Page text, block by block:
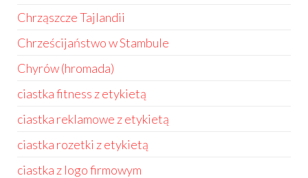
Chrząszcze Tajlandii
Chrześcijaństwo w Stambule
Chyrów (hromada)
ciastka fitness z etykietą
ciastka reklamowe z etykietą
ciastka rozetki z etykietą
ciastka z logo firmowym